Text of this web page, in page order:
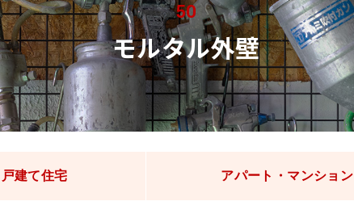
50
モルタル外壁
戸建て住宅 アパート・マンション